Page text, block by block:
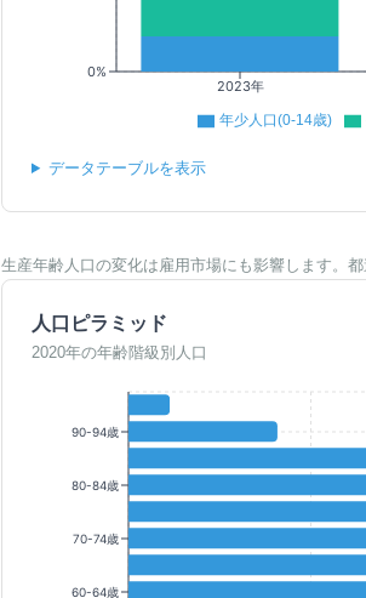
2023年
0%
年少人口(0-14歳)
データテーブルを表示
生産年齢人口の変化は雇用市場にも影響します。
人口ピラミッド
2020年の年齢階級別人口
90-94歳
80-84歳
70-74歳
60-64歳